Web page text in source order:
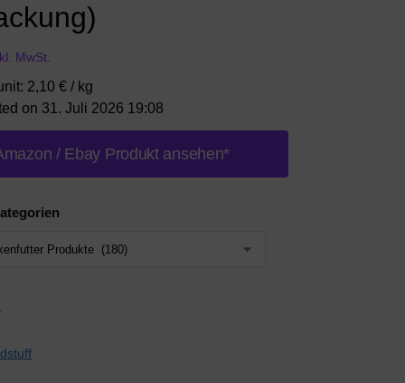
MwSt.
2,10 € / kg
on 31. Juli 2026 19:08
/ Ebay Produkt ansehen*